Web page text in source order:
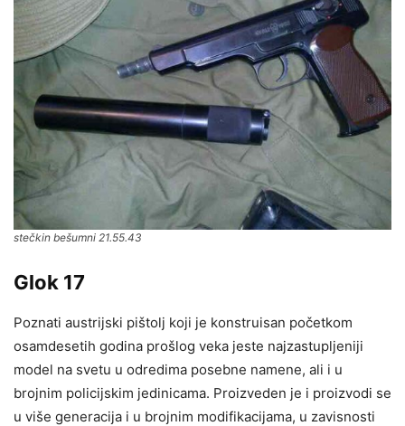
stečkin bešumni 21.55.43
Glok 17
Poznati austrijski pištolj koji je konstruisan početkom
osamdesetih godina prošlog veka jeste najzastupljeniji
model na svetu u odredima posebne namene, ali i u
brojnim policijskim jedinicama. Proizveden je i proizvodi se
u više generacija i u brojnim modifikacijama, u zavisnosti